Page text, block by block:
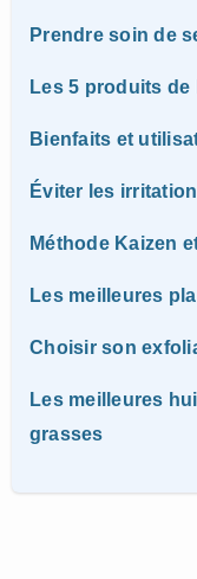
Prendre soin de
Les 5 produits
Bienfaits et
Éviter les
Méthode Kaizen
Les meilleures
Choisir son
Les meilleures
grasses